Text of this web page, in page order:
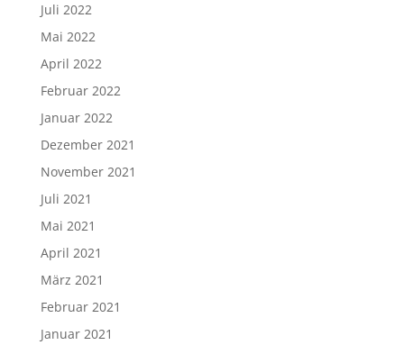
Juli 2022
Mai 2022
April 2022
Februar 2022
Januar 2022
Dezember 2021
November 2021
Juli 2021
Mai 2021
April 2021
März 2021
Februar 2021
Januar 2021